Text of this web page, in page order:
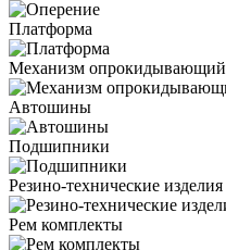
Платформа
Механизм опрокидывающий
Автошины
Подшипники
Резино-технические изделия
Рем комплекты